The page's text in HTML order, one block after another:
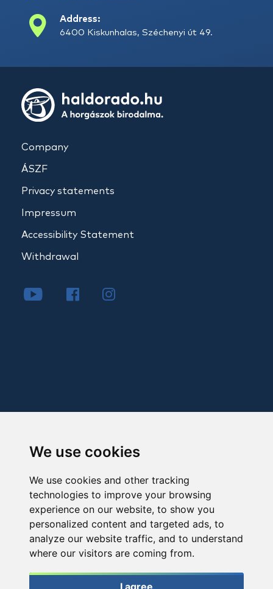
We use cookies
We use cookies and other tracking
technologies to improve your browsing
experience on our website, to show you
personalized content and targeted ads, to
analyze our website traffic, and to understand
where our visitors are coming from.
I agree
Address:
6400 Kiskunhalas, Széchenyi út 49.
Company
ÁSZF
Privacy statements
Impressum
Accessibility Statement
Withdrawal